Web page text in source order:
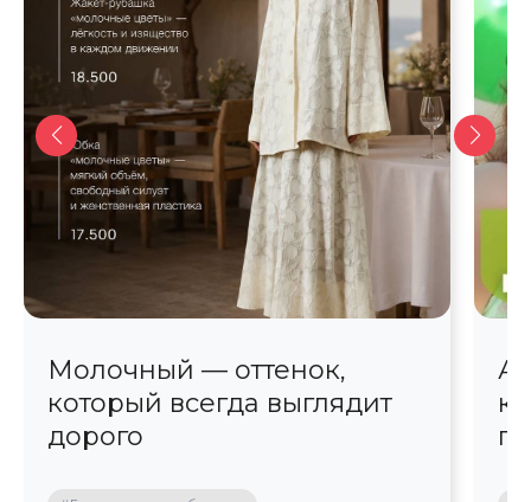
Молочный — оттенок,
который всегда выглядит
дорого